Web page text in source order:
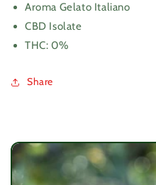
Aroma Gelato Italiano
CBD Isolate
THC: 0%
Share